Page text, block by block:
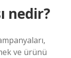
nedir?
ve ürünü